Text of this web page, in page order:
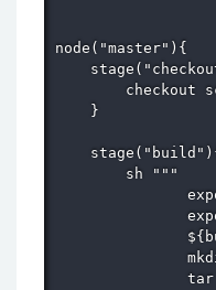
node("master"){
checkout
    }
        sh """